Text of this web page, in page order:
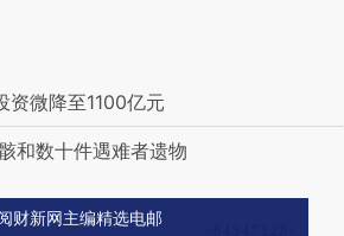
资微降至1100亿元
和数十件遇难者遗物
财新网主编精选电邮